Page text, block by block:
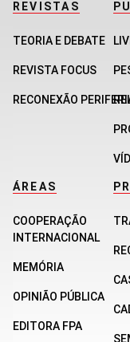
REVISTAS
TEORIA E DEBATE
REVISTA FOCUS
RECONEXÃO
ÁREAS
COOPERAÇÃO
INTERNACIONAL
MEMÓRIA
OPINIÃO PÚBLICA
EDITORA FPA